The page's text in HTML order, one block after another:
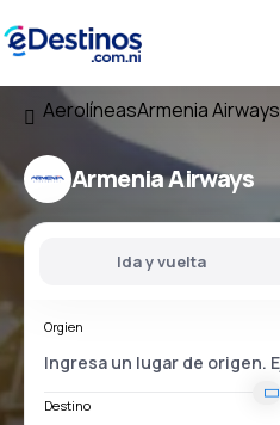
AerolíneasArmenia Airways
Armenia Airways
Ida y vuelta
Orgien
Destino